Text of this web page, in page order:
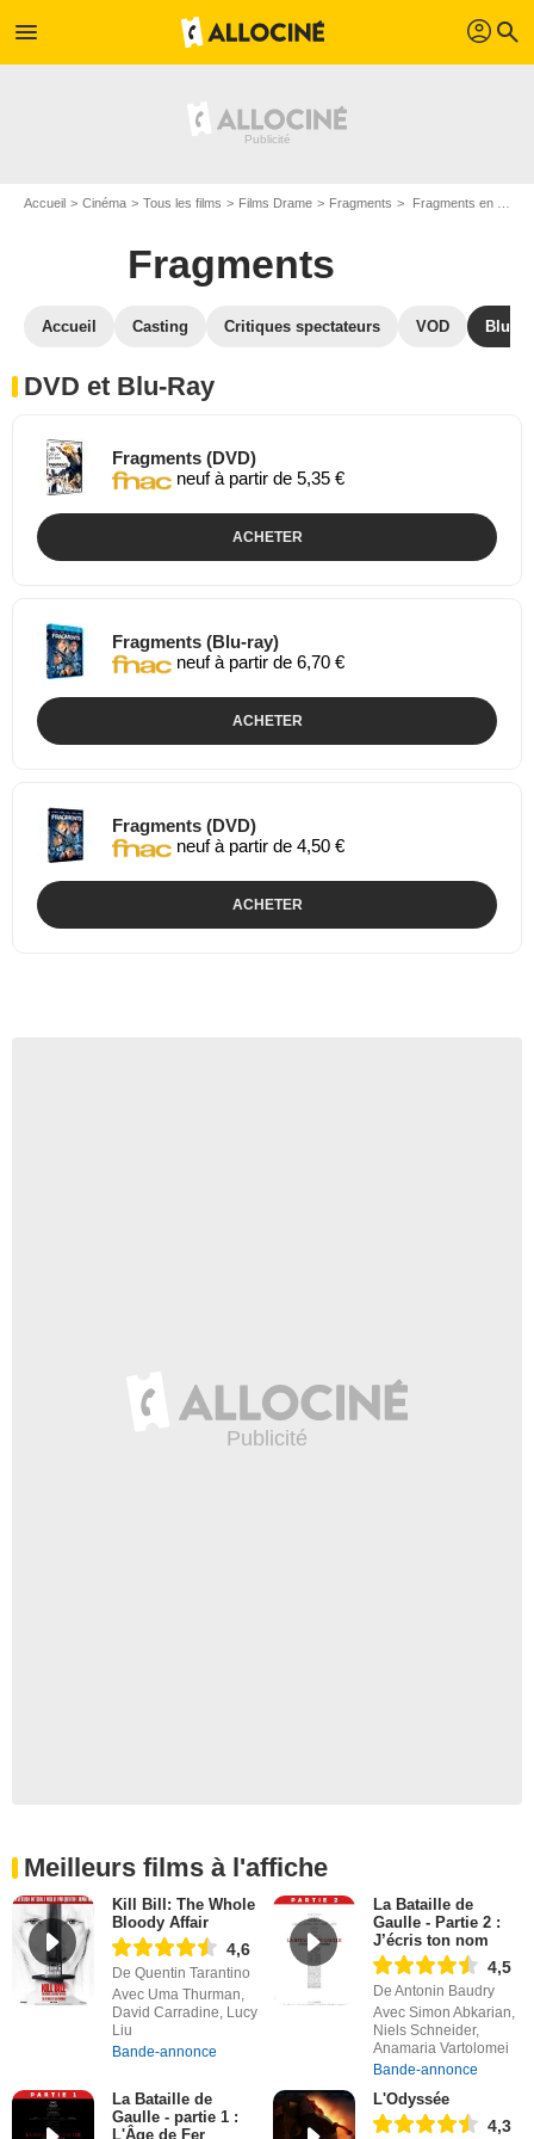
menu profil search
Accueil Cinéma Tous les films Films Drame Fragments Fragments en DVD Blu Ray
Fragments
Accueil Casting Critiques spectateurs VOD Blu-
DVD et Blu-Ray
Fragments (DVD)
neuf à partir de 5,35 €
ACHETER
Fragments (Blu-ray)
neuf à partir de 6,70 €
ACHETER
Fragments (DVD)
neuf à partir de 4,50 €
ACHETER
Meilleurs films à l'affiche
Kill Bill: The Whole
Bloody Affair
4,6
De Quentin Tarantino
Avec Uma Thurman,
David Carradine, Lucy
Liu
Bande-annonce
La Bataille de
Gaulle - Partie 2 :
J’écris ton nom
4,5
De Antonin Baudry
Avec Simon Abkarian,
Niels Schneider,
Anamaria Vartolomei
Bande-annonce
La Bataille de
Gaulle - partie 1 :
L'Âge de Fer
L'Odyssée
4,3